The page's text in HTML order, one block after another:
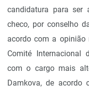
candidatura para ser
checo, por conselho
acordo com a opinião
Comité Internacional
com o cargo mais
Damkova, de acordo